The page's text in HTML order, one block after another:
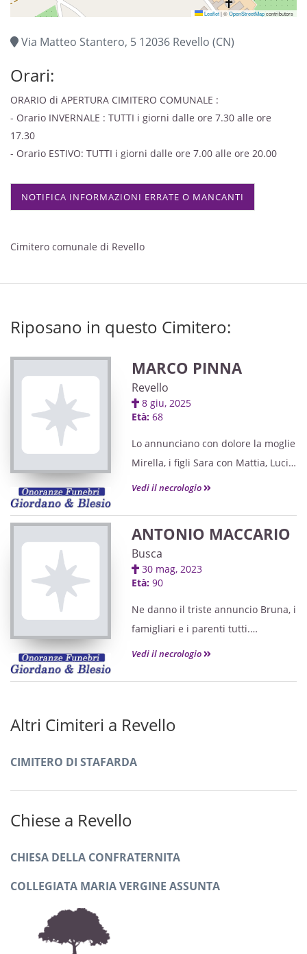
Leaflet|©OpenStreetMapcontributors
Via Matteo Stantero, 5 12036 Revello (CN)
Orari:
ORARIO di APERTURA CIMITERO COMUNALE :
- Orario INVERNALE : TUTTI i giorni dalle ore 7.30 alle ore
17.30
- Orario ESTIVO: TUTTI i giorni dalle ore 7.00 alle ore 20.00
NOTIFICA INFORMAZIONI ERRATE O MANCANTI
Cimitero comunale di Revello
Altri Cimiteri a Revello
CIMITERO DI STAFARDA
Chiese a Revello
CHIESA DELLA CONFRATERNITA
COLLEGIATA MARIA VERGINE ASSUNTA
Riposano in questo Cimitero:
MARCO PINNA
Revello
8 giu, 2025
Età: 68
Lo annunciano con dolore la moglie
Mirella, i figli Sara con Mattia, Lucia
con Simone, Matteo con Gloria e
Emanuele, Désirée ed Emily, sorella,
fratelli, cognate, cognati, nipoti e
parenti tutti.
Vedi il necrologio
ANTONIO MACCARIO
Busca
30 mag, 2023
Età: 90
Ne danno il triste annuncio Bruna, i
famigliari e i parenti tutti.
Vedi il necrologio